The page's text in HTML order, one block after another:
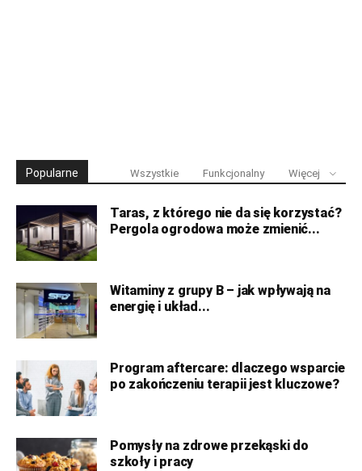
Popularne Wszystkie Funkcjonalny Więcej
Taras, z którego nie da się korzystać?
Pergola ogrodowa może zmienić...
Witaminy z grupy B – jak wpływają na
energię i układ...
Program aftercare: dlaczego wsparcie
po zakończeniu terapii jest kluczowe?
Pomysły na zdrowe przekąski do
szkoły i pracy